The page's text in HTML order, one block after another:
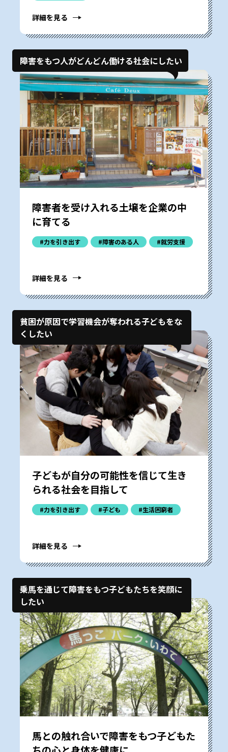
詳細を見る
障害をもつ人がどんどん働ける社会にしたい
障害者を受け入れる土壌を企業の中
に育てる
#力を引き出す #障害のある人 #就労支援
詳細を見る
貧困が原因で学習機会が奪われる子どもをな
くしたい
子どもが自分の可能性を信じて生き
られる社会を目指して
#力を引き出す #子ども #生活困窮者
詳細を見る
乗馬を通じて障害をもつ子どもたちを笑顔に
したい
馬との触れ合いで障害をもつ子どもた